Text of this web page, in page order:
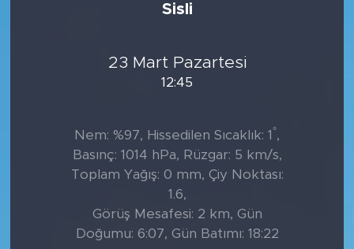
Sisli
23 Mart Pazartesi
12:45
Nem: %97, Hissedilen Sıcaklık: 1 °,
Basınç: 1014 hPa, Rüzgar: 5 km/s,
Toplam Yağış: 0 mm, Çiy Noktası:
1.6,
Görüş Mesafesi: 2 km, Gün
Doğumu: 6:07, Gün Batımı: 18:22